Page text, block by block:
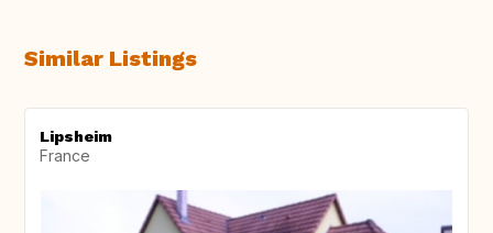
Similar Listings
Lipsheim
France